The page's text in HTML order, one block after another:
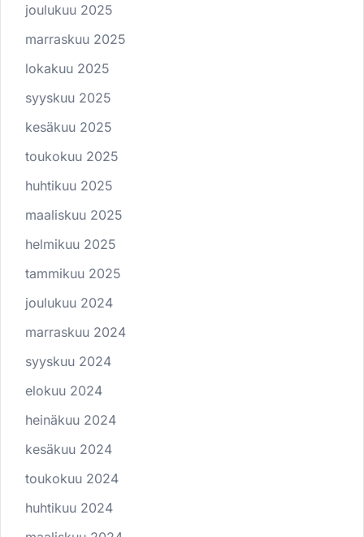
joulukuu 2025
marraskuu 2025
lokakuu 2025
syyskuu 2025
kesäkuu 2025
toukokuu 2025
huhtikuu 2025
maaliskuu 2025
helmikuu 2025
tammikuu 2025
joulukuu 2024
marraskuu 2024
syyskuu 2024
elokuu 2024
heinäkuu 2024
kesäkuu 2024
toukokuu 2024
huhtikuu 2024